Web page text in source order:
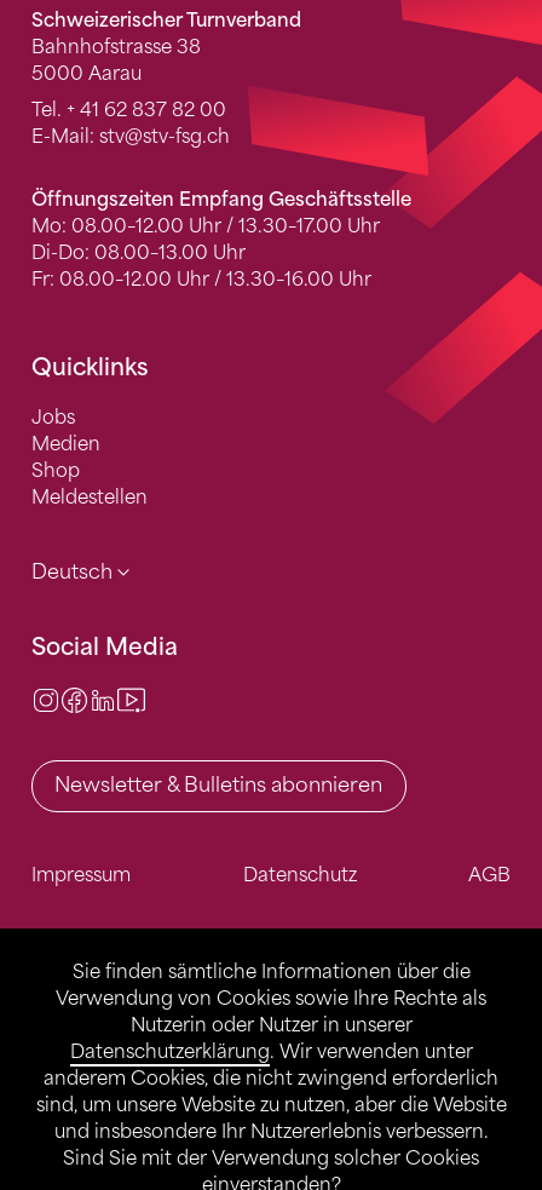
Sie finden sämtliche Informationen über die
Verwendung von Cookies sowie Ihre Rechte als
Nutzerin oder Nutzer in unserer
Datenschutzerklärung. Wir verwenden unter
anderem Cookies, die nicht zwingend erforderlich
sind, um unsere Website zu nutzen, aber die Website
und insbesondere Ihr Nutzererlebnis verbessern.
Sind Sie mit der Verwendung solcher Cookies
einverstanden?
Schweizerischer Turnverband
Bahnhofstrasse 38
5000 Aarau
Tel. + 41 62 837 82 00
E-Mail: stv@stv-fsg.ch
Öffnungszeiten Empfang Geschäftsstelle
Mo: 08.00–12.00 Uhr / 13.30–17.00 Uhr
Di-Do: 08.00–13.00 Uhr
Fr: 08.00–12.00 Uhr / 13.30–16.00 Uhr
Quicklinks
Jobs
Medien
Shop
Meldestellen
Deutsch
Social Media
Instagram
Facebook
LinkedIn
Newsletter & Bulletins abonnieren
Impressum Datenschutz AGB